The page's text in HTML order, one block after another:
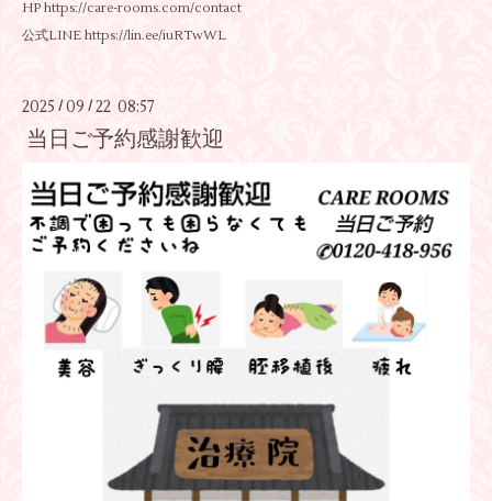
HP https://care-rooms.com/contact
公式LINE https://lin.ee/iuRTwWL
2025 /09 / 22 08:57
当日ご予約感謝歓迎